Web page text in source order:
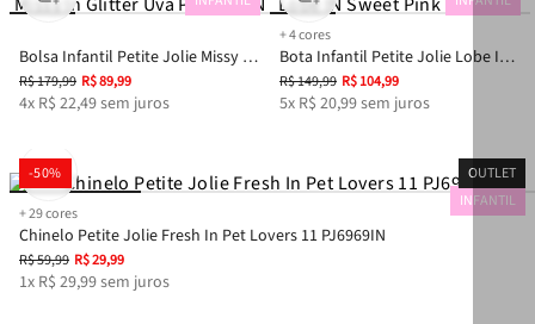
Bolsa Infantil Petite Jolie Missy In
Glitter Uva PJ11268IN
R$179,99 R$89,99
4x R$ 22,49sem juros
+4cores
Bota Infantil Petite Jolie Lobe IN
Sweet Pink PJ5670IN
R$149,99 R$104,99
5x R$ 20,99sem juros
-50%
+29cores
Chinelo Petite Jolie Fresh In Pet Lovers 11 PJ6969IN
R$59,99 R$29,99
1x R$ 29,99sem juros
OUTLET
INFANTIL